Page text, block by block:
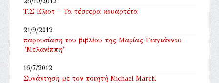
Τ.Σ Ελιοτ – Τα τέσσερα κουαρτέτα
21/9/2012
παρουσίαση του βιβλίου της Μαρίας Γιαγιάννου
"Μελανίππη"
16/7/2012
Συνάντηση με τον ποιητή Michael March.